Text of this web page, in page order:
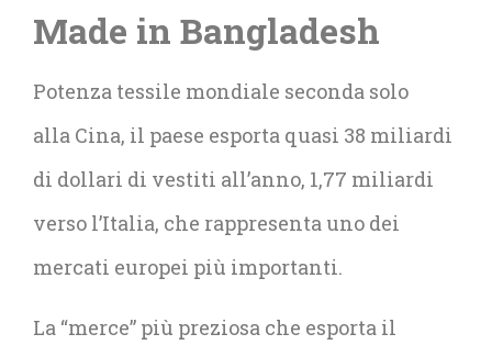
Made in Bangladesh
Potenza tessile mondiale seconda solo
alla Cina, il paese esporta quasi 38 miliardi
di dollari di vestiti all’anno, 1,77 miliardi
verso l’Italia, che rappresenta uno dei
mercati europei più importanti.
La “merce” più preziosa che esporta il